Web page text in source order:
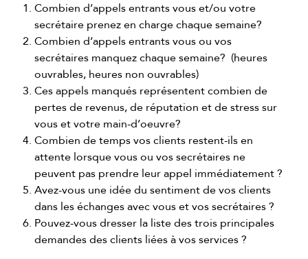
Combien d’appels entrants vous et/ou votre
secrétaire prenez en charge chaque semaine?
Combien d’appels entrants vous ou vos
secrétaires manquez chaque semaine? (heures
ouvrables, heures non ouvrables)
Ces appels manqués représentent combien de
pertes de revenus, de réputation et de stress sur
vous et votre main-d’oeuvre?
Combien de temps vos clients restent-ils en
attente lorsque vous ou vos secrétaires ne
peuvent pas prendre leur appel immédiatement ?
Avez-vous une idée du sentiment de vos clients
dans les échanges avec vous et vos secrétaires ?
Pouvez-vous dresser la liste des trois principales
demandes des clients liées à vos services ?